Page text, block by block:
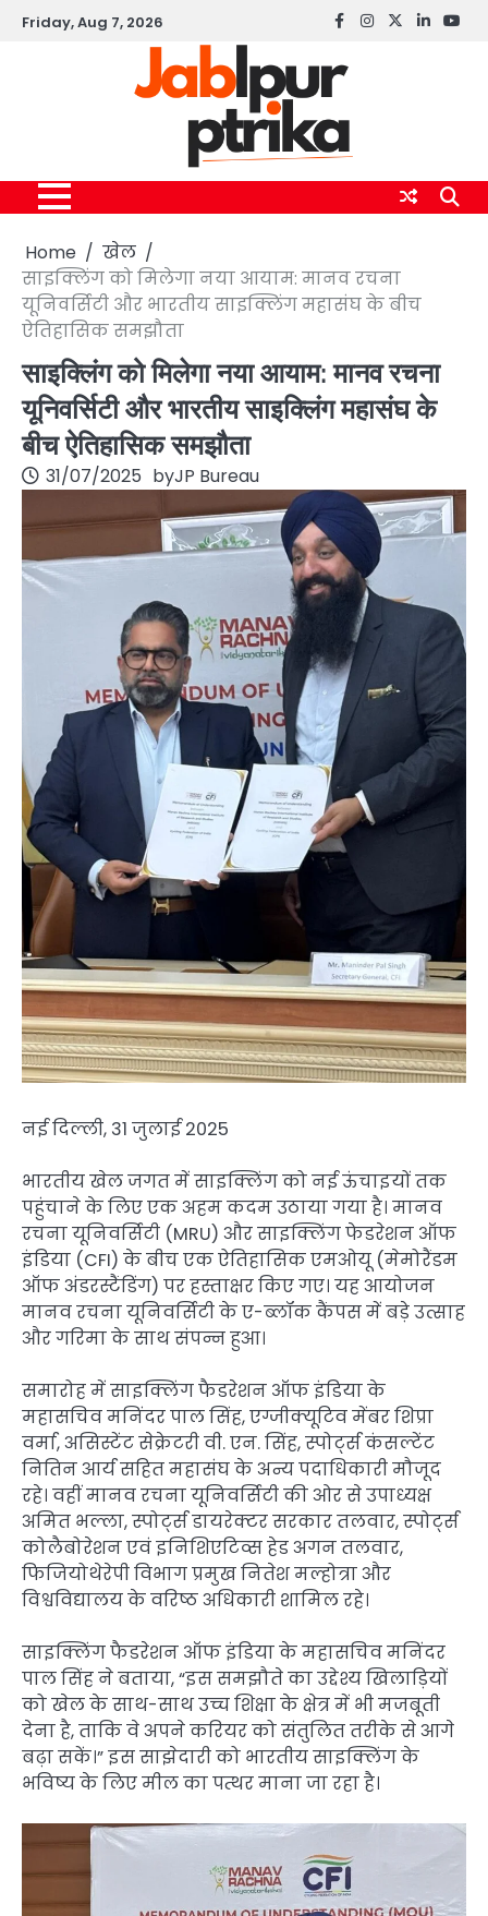
SkipFriday, Aug 7, 2026 Facebook
instagram
twitterlinkedin
Home
खेल
साइक्लिंग को मिलेगा नया आयाम: मानव रचना
यूनिवर्सिटी और भारतीय साइक्लिंग महासंघ के बीच
ऐतिहासिक समझौता
साइक्लिंग को मिलेगा नया आयाम: मानव रचना
यूनिवर्सिटी और भारतीय साइक्लिंग महासंघ के
बीच ऐतिहासिक समझौता
31/07/2025 byJP Bureau
नई दिल्ली, 31 जुलाई 2025
भारतीय खेल जगत में साइक्लिंग को नई ऊंचाइयों तक
पहुंचाने के लिए एक अहम कदम उठाया गया है। मानव
रचना यूनिवर्सिटी (MRU) और साइक्लिंग फेडरेशन ऑफ
इंडिया (CFI) के बीच एक ऐतिहासिक एमओयू (मेमोरैंडम
ऑफ अंडरस्टैंडिंग) पर हस्ताक्षर किए गए। यह आयोजन
मानव रचना यूनिवर्सिटी के ए-ब्लॉक कैंपस में बड़े उत्साह
और गरिमा के साथ संपन्न हुआ।
समारोह में साइक्लिंग फैडरेशन ऑफ इंडिया के
महासचिव मनिंदर पाल सिंह, एग्जीक्यूटिव मेंबर शिप्रा
वर्मा, असिस्टेंट सेक्रेटरी वी. एन. सिंह, स्पोर्ट्स कंसल्टेंट
नितिन आर्य सहित महासंघ के अन्य पदाधिकारी मौजूद
रहे। वहीं मानव रचना यूनिवर्सिटी की ओर से उपाध्यक्ष
अमित भल्ला, स्पोर्ट्स डायरेक्टर सरकार तलवार, स्पोर्ट्स
कोलैबोरेशन एवं इनिशिएटिव्स हेड अगन तलवार,
फिजियोथेरेपी विभाग प्रमुख नितेश मल्होत्रा और
विश्वविद्यालय के वरिष्ठ अधिकारी शामिल रहे।
साइक्लिंग फैडरेशन ऑफ इंडिया के महासचिव मनिंदर
पाल सिंह ने बताया, “इस समझौते का उद्देश्य खिलाड़ियों
को खेल के साथ-साथ उच्च शिक्षा के क्षेत्र में भी मजबूती
देना है, ताकि वे अपने करियर को संतुलित तरीके से आगे
बढ़ा सकें।” इस साझेदारी को भारतीय साइक्लिंग के
भविष्य के लिए मील का पत्थर माना जा रहा है।